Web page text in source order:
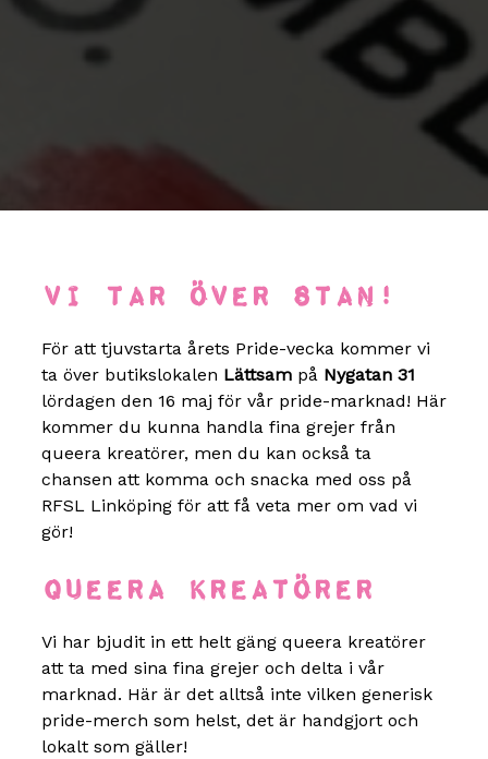
Vi tar över stan!
För att tjuvstarta årets Pride-vecka kommer vi
ta över butikslokalen Lättsam på Nygatan 31
lördagen den 16 maj för vår pride-marknad! Här
kommer du kunna handla fina grejer från
queera kreatörer, men du kan också ta
chansen att komma och snacka med oss på
RFSL Linköping för att få veta mer om vad vi
gör!
Queera kreatörer
Vi har bjudit in ett helt gäng queera kreatörer
att ta med sina fina grejer och delta i vår
marknad. Här är det alltså inte vilken generisk
pride-merch som helst, det är handgjort och
lokalt som gäller!